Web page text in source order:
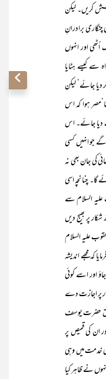
کریں۔ لیکن
برادرانِ
اور انہوں
سے کیسے ہٹایا
دیا جائے‘ لیکن
ہوا کہ اس
دیا جائے۔ اس
جو انہیں کسی
کی جان بھی نہ
گا۔ چنانچہ اسی
السلام سے
پر بھیج دیں
علیہ السلام
کہ مجھے اندیشہ
اور اسے کوئی
پر اجازت دے
حضرت یوسف
ان کی قمیص پر
خدمت میں وہی
نے ظاہر کیا